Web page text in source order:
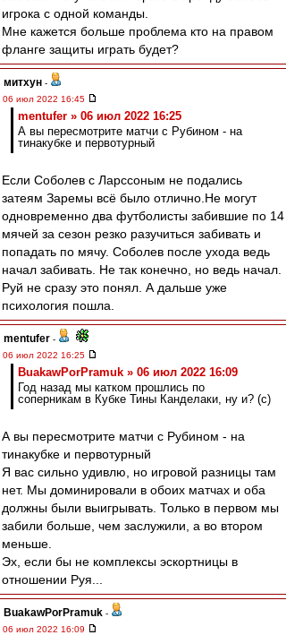
игрока с одной команды.
Мне кажется больше проблема кто на правом
фланге защиты играть будет?
митхун -
06 июл 2022 16:45
mentufer » 06 июл 2022 16:25
А вы пересмотрите матчи с Рубином - на
тинакубке и первотурный
Если Соболев с Ларссоным не подались
затеям Заремы всё было отлично.Не могут
одновременно два футболисты забившие по 14
мячей за сезон резко разучиться забивать и
попадать по мячу. Соболев после ухода ведь
начал забивать. Не так конечно, но ведь начал.
Руй не сразу это понял. А дальше уже
психология пошла.
mentufer -
06 июл 2022 16:25
BuakawPorPramuk » 06 июл 2022 16:09
Год назад мы катком прошлись по
соперникам в Кубке Тины Канделаки, ну и? (с)
А вы пересмотрите матчи с Рубином - на
тинакубке и первотурный
Я вас сильно удивлю, но игровой разницы там
нет. Мы доминировали в обоих матчах и оба
должны были выигрывать. Только в первом мы
забили больше, чем заслужили, а во втором
меньше.
Эх, если бы не комплексы эскортницы в
отношении Руя...
BuakawPorPramuk -
06 июл 2022 16:09